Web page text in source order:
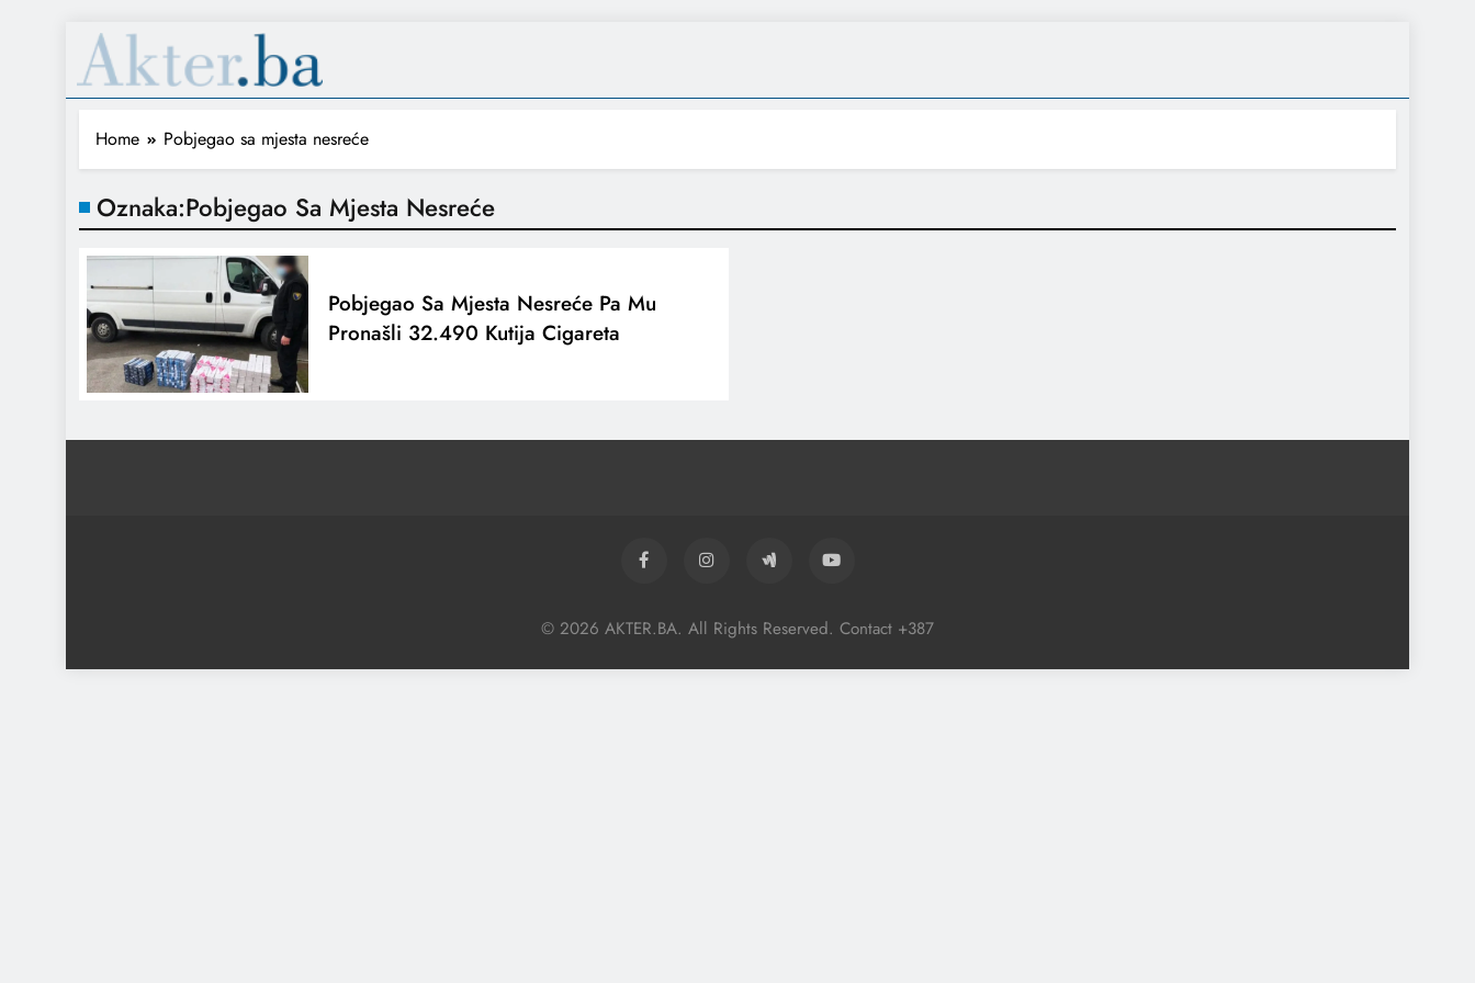
Home Pobjegao sa mjesta nesreće
Oznaka:Pobjegao Sa Mjesta Nesreće
Pobjegao Sa Mjesta Nesreće Pa Mu
Pronašli 32.490 Kutija Cigareta
© 2026 AKTER.BA. All Rights Reserved. Contact +387